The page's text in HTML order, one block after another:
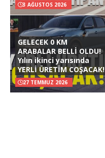
3 AĞUSTOS 2026
GELECEK 0 KM
ARABALAR BELLİ OLDU!
Yılın ikinci yarısında
YERLİ ÜRETİM COŞACAK!
27 TEMMUZ 2026